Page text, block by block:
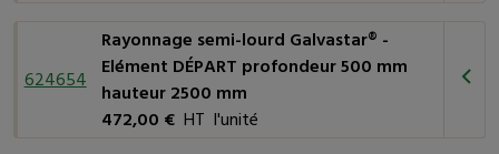
624654
Rayonnage semi-lourd Galvastar® -
Elément DÉPART profondeur 500 mm
hauteur 2500 mm
472,00 € HT l'unité